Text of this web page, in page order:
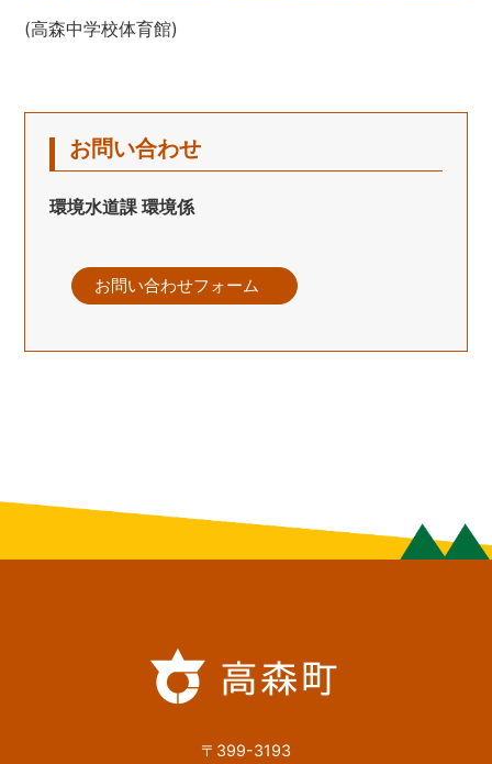
(高森中学校体育館)
お問い合わせ
環境水道課 環境係
お問い合わせフォーム
〒399-3193